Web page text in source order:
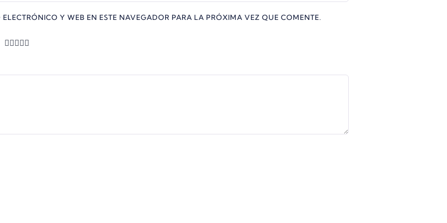
Y WEB EN ESTE NAVEGADOR PARA LA PRÓXIMA VEZ QUE COMENTE.